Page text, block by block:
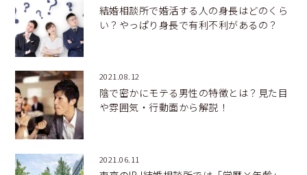
結婚相談所で婚活する人の身長はどのくら
い？やっぱり身長で有利不利があるの？
2021.08.12
陰で密かにモテる男性の特徴とは？見た目
や雰囲気・行動面から解説！
2021.06.11